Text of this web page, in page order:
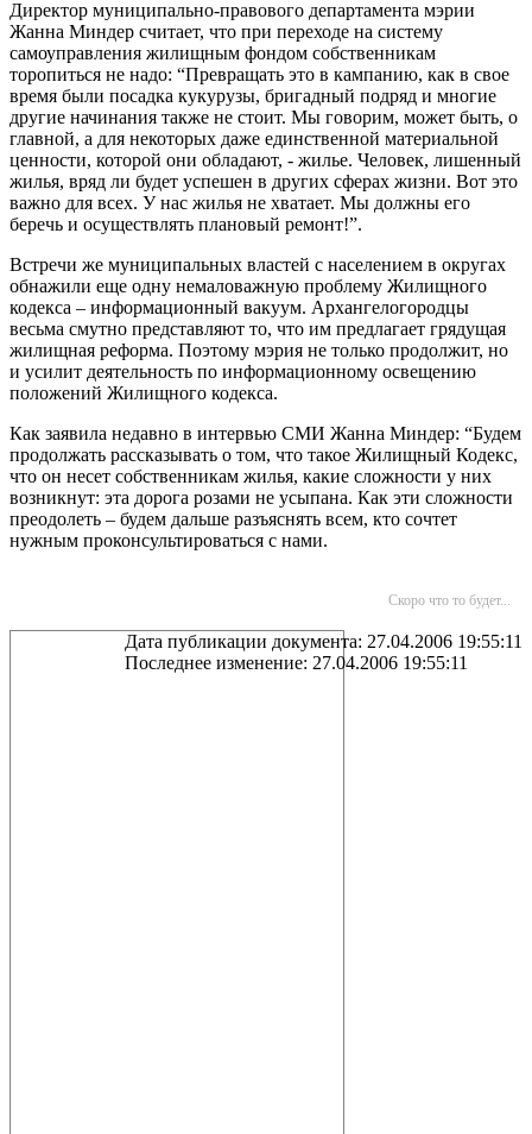
Директор муниципально-правового департамента мэрии
Жанна Миндер считает, что при переходе на систему
самоуправления жилищным фондом собственникам
торопиться не надо: “Превращать это в кампанию, как в свое
время были посадка кукурузы, бригадный подряд и многие
другие начинания также не стоит. Мы говорим, может быть, о
главной, а для некоторых даже единственной материальной
ценности, которой они обладают, - жилье. Человек, лишенный
жилья, вряд ли будет успешен в других сферах жизни. Вот это
важно для всех. У нас жилья не хватает. Мы должны его
беречь и осуществлять плановый ремонт!”.
Встречи же муниципальных властей с населением в округах
обнажили еще одну немаловажную проблему Жилищного
кодекса – информационный вакуум. Архангелогородцы
весьма смутно представляют то, что им предлагает грядущая
жилищная реформа. Поэтому мэрия не только продолжит, но
и усилит деятельность по информационному освещению
положений Жилищного кодекса.
Как заявила недавно в интервью СМИ Жанна Миндер: “Будем
продолжать рассказывать о том, что такое Жилищный Кодекс,
что он несет собственникам жилья, какие сложности у них
возникнут: эта дорога розами не усыпана. Как эти сложности
преодолеть – будем дальше разъяснять всем, кто сочтет
нужным проконсультироваться с нами.
Скоро что то будет...
Дата публикации документа: 27.04.2006 19:55:11
Последнее изменение: 27.04.2006 19:55:11